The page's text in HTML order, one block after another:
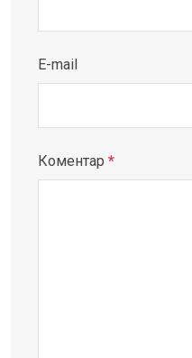
E-mail
Коментар *